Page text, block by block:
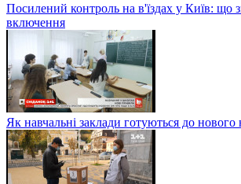
Посилений контроль на в'їздах у Київ: що
включення
Як навчальні заклади готуються до нового